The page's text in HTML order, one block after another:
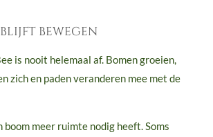
bewegen
is nooit helemaal af. Bomen groeien,
zich en paden veranderen mee met de
boom meer ruimte nodig heeft. Soms